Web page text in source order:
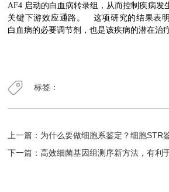
AF4 启动的白血病转录组，从而控制疾病发
关键下游效应通路。 这项研究的结果表
白血病的必要调节剂，也是该疾病的潜在治
标签：
上一篇： 为什么要做细胞系鉴定？细胞STR
下一篇：高效细菌基因组测序新方法，有利